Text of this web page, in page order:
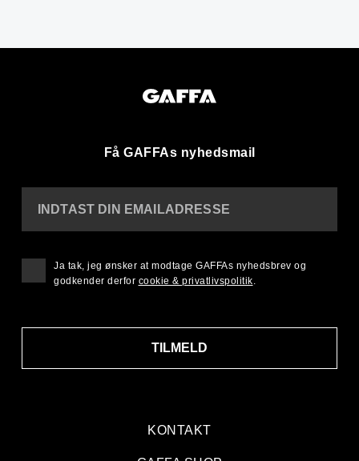
Få GAFFAs nyhedsmail
KONTAKT
INDTAST DIN EMAILADRESSE
TILMELD
Ja tak, jeg ønsker at modtage GAFFAs nyhedsbrev og
godkender derfor cookie & privatlivspolitik.